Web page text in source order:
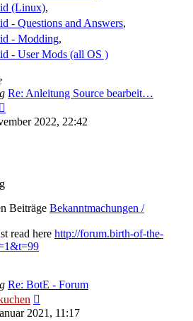
(Linux),
- Questions and Answers,
- Modding,
- User Mods (all OS )
Re: Anleitung Source bearbeit…
Beitrag2022, 22:42
Bekanntmachungen /
read here http://forum.birth-of-the-
Re: BotE - Forum
Beitrag
2021, 11:17